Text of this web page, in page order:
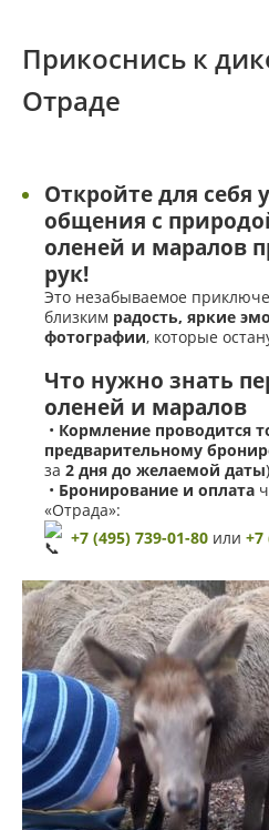
АРЕНДА
ОФИСЫ, КОНФЕРЕНЦ-
УСЛУГИ
БИЗНЕС-
БАННЫЙ
МИНИ-ПАРК
КОННЫЙ
Прикоснись к
Отраде
Откройте для
общения с
оленей и маралов
рук!
Это незабываемое
близким радость, яркие
фотографии, которые
Что нужно знать
оленей и маралов
• Кормление проводится
предварительному
за 2 дня до желаемой даты
• Бронирование и оплата
«Отрада»:
+7 (495) 739-01-80 или +7